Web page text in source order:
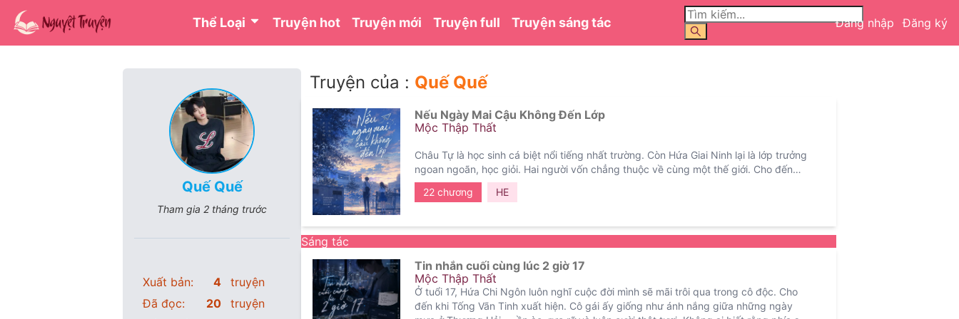
Thể Loại Truyện hot Truyện mới Truyện full Truyện sáng tác Đăng nhập Đăng ký
Quế Quế
Tham gia 2 tháng trước
Xuất bản: 4
truyện
Đã đọc:
20
truyện
Truyện của : Quế Quế
Nếu Ngày Mai Cậu Không Đến Lớp
Mộc Thập Thất
Châu Tự là học sinh cá biệt nổi tiếng nhất trường. Còn Hứa Giai Ninh lại là lớp trưởng
ngoan ngoãn, học giỏi. Hai người vốn chẳng thuộc về cùng một thế giới. Cho đến
ngày cô trở thành bạn cùng bàn của cậu.
dịu dàng ấy đang mắc bệnh tim bẩm sinh.
ngày tớ biến mất thì sao?” Châu Tự đã cười: “Vậy tớ sẽ đi tìm cậu về.” Nhưng sau này
22 chương HE
Sáng tác
Tin nhắn cuối cùng lúc 2 giờ 17
Mộc Thập Thất
Ở tuổi 17, Hứa Chi Ngôn luôn nghĩ cuộc đời mình sẽ mãi trôi qua trong cô độc. Cho
đến khi Tống Vãn Tinh xuất hiện. Cô gái ấy giống như ánh nắng giữa những ngày